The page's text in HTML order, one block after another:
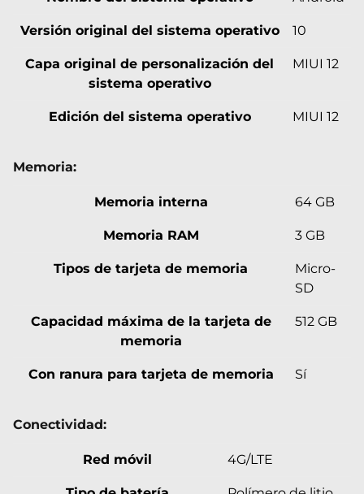
Versión original del sistema operativo 10
Capa original de personalización del
sistema operativo
MIUI 12
Edición del sistema operativo MIUI 12
Memoria:
Memoria interna 64 GB
Memoria RAM 3 GB
Tipos de tarjeta de memoria
Micro-
SD
Capacidad máxima de la tarjeta de
memoria
512 GB
Con ranura para tarjeta de memoria Sí
Conectividad:
Red móvil 4G/LTE